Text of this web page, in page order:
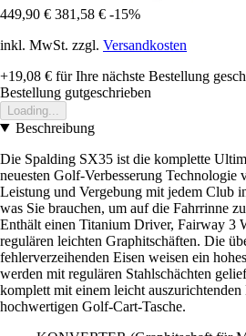
449,90 € 381,58 € -15%
inkl. MwSt. zzgl. Versandkosten
+19,08 € für Ihre nächste Bestellung
Bestellung gutgeschrieben
Loading...
Beschreibung
Die Spalding SX35 ist die komplette
neuesten Golf-Verbesserung Technologie
Leistung und Vergebung mit jedem Club
was Sie brauchen, um auf die Fahrrinne
Enthält einen Titanium Driver, Fairway 3
regulären leichten Graphitschäften. Die
fehlerverzeihenden Eisen weisen ein
werden mit regulären Stahlschächten
komplett mit einem leicht
hochwertigen Golf-Cart-Tasche.